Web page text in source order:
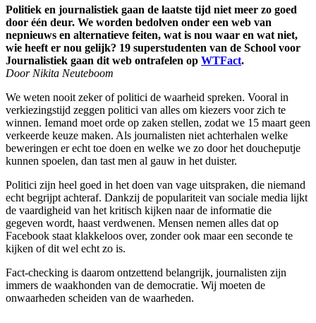
Politiek en journalistiek gaan de laatste tijd niet meer zo goed
door één deur. We worden bedolven onder een web van
nepnieuws en alternatieve feiten, wat is nou waar en wat niet,
wie heeft er nou gelijk? 19 superstudenten van de School voor
Journalistiek gaan dit web ontrafelen op WTFact.
Door Nikita Neuteboom
We weten nooit zeker of politici de waarheid spreken. Vooral in
verkiezingstijd zeggen politici van alles om kiezers voor zich te
winnen. Iemand moet orde op zaken stellen, zodat we 15 maart geen
verkeerde keuze maken. Als journalisten niet achterhalen welke
beweringen er echt toe doen en welke we zo door het doucheputje
kunnen spoelen, dan tast men al gauw in het duister.
Politici zijn heel goed in het doen van vage uitspraken, die niemand
echt begrijpt achteraf. Dankzij de populariteit van sociale media lijkt
de vaardigheid van het kritisch kijken naar de informatie die
gegeven wordt, haast verdwenen. Mensen nemen alles dat op
Facebook staat klakkeloos over, zonder ook maar een seconde te
kijken of dit wel echt zo is.
Fact-checking is daarom ontzettend belangrijk, journalisten zijn
immers de waakhonden van de democratie. Wij moeten de
onwaarheden scheiden van de waarheden.